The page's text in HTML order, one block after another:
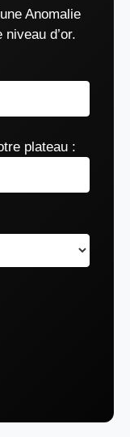
Anomalie
d’or.
plateau :